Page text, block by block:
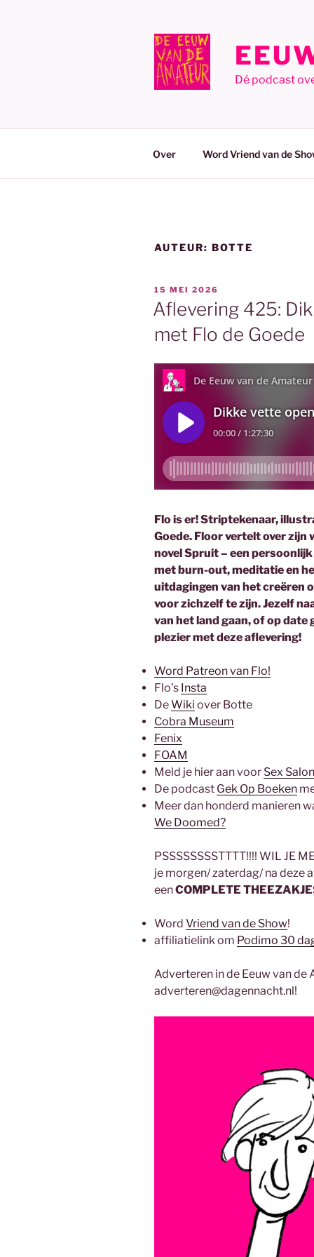
Dé podcast
Over Word Vriend van de
AUTEUR: BOTTE
GEPLAATST
OP
15 MEI 2026
Aflevering 425:
met Flo de Goede
Flo is er! Striptekenaar,
Goede. Floor vertelt over zijn
novel Spruit – een
met burn-out, meditatie en
uitdagingen van het creëren
voor zichzelf te zijn. Jezelf
van het land gaan, of op date
plezier met deze aflevering!
Word Patreon van Flo!
Flo’s Insta
DeWiki over Botte
Cobra Museum
Fenix
FOAM
Meld je hier aan voor Sex Salon
De podcast Gek Op Boeken
Meer dan honderd manieren
We Doomed?
PSSSSSSSSTTTT!!!! WIL JE
je morgen/ zaterdag/ na deze
eenCOMPLETE
Word Vriend van de Show!
affiliatielink om Podimo 30
Adverteren in de Eeuw van de
adverteren@dagennacht.nl!